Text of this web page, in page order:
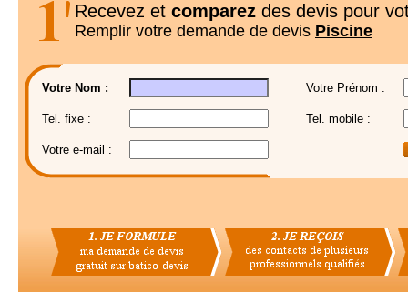
Recevez et comparez des devis pour
Remplir votre demande de devis Piscine
Votre Nom : Votre Prénom :
Tel. fixe : Tel. mobile :
Votre e-mail :